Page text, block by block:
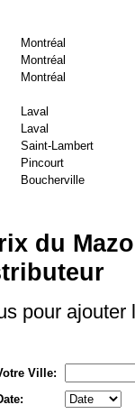
Montréal
Montréal
Montréal
Laval
Laval
Saint-Lambert
Pincourt
Boucherville
du
pour ajouter
Ville: